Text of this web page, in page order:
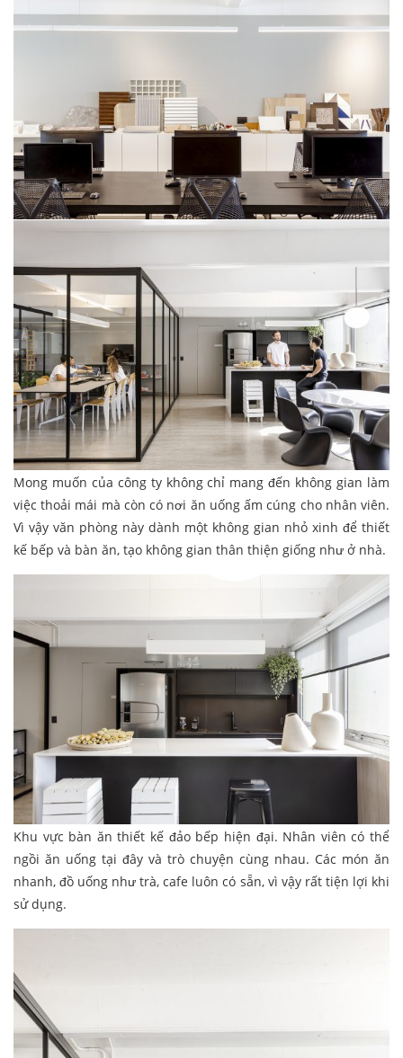
Mong muốn của công ty không chỉ mang đến không gian làm
việc thoải mái mà còn có nơi ăn uống ấm cúng cho nhân viên.
Vì vậy văn phòng này dành một không gian nhỏ xinh để thiết
kế bếp và bàn ăn, tạo không gian thân thiện giống như ở nhà.
Khu vực bàn ăn thiết kế đảo bếp hiện đại. Nhân viên có thể
ngồi ăn uống tại đây và trò chuyện cùng nhau. Các món ăn
nhanh, đồ uống như trà, cafe luôn có sẵn, vì vậy rất tiện lợi khi
sử dụng.